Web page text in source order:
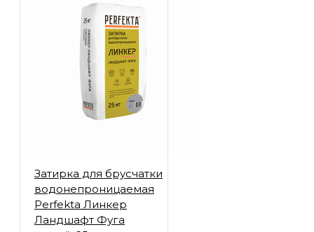
Затирка для брусчатки
водонепроницаемая
Perfekta Линкер
Ландшафт Фуга